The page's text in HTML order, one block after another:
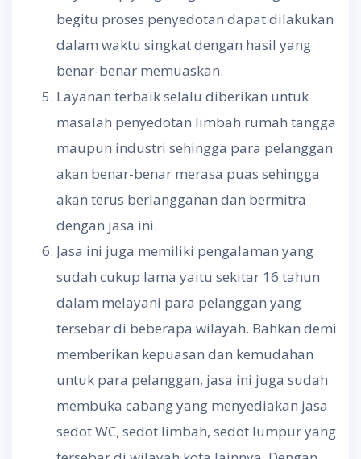
begitu proses penyedotan dapat dilakukan
dalam waktu singkat dengan hasil yang
benar-benar memuaskan.
Layanan terbaik selalu diberikan untuk
masalah penyedotan limbah rumah tangga
maupun industri sehingga para pelanggan
akan benar-benar merasa puas sehingga
akan terus berlangganan dan bermitra
dengan jasa ini.
Jasa ini juga memiliki pengalaman yang
sudah cukup lama yaitu sekitar 16 tahun
dalam melayani para pelanggan yang
tersebar di beberapa wilayah. Bahkan demi
memberikan kepuasan dan kemudahan
untuk para pelanggan, jasa ini juga sudah
membuka cabang yang menyediakan jasa
sedot WC, sedot limbah, sedot lumpur yang